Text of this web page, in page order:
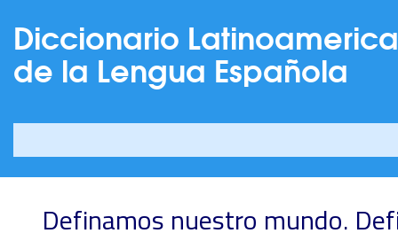
Diccionario
de la Lengua Española
Definamos nuestro mundo.